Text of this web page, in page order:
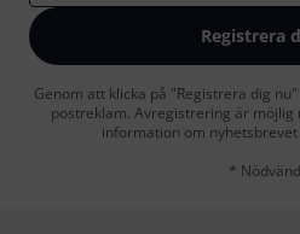
Registrera
Genom att klicka på "Registrera dig
postreklam. Avregistrering är
information om
*